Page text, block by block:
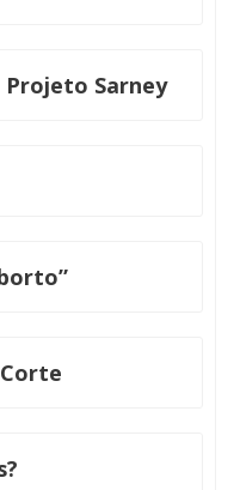
Sarney